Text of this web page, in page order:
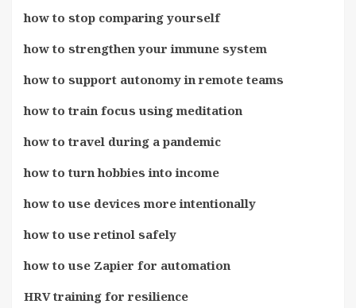
how to stop comparing yourself
how to strengthen your immune system
how to support autonomy in remote teams
how to train focus using meditation
how to travel during a pandemic
how to turn hobbies into income
how to use devices more intentionally
how to use retinol safely
how to use Zapier for automation
HRV training for resilience